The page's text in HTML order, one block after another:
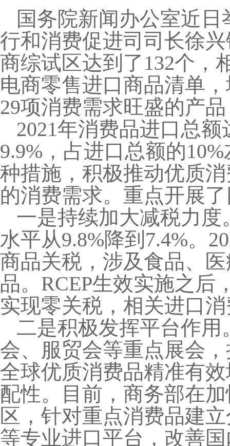
国务院新闻办公室近
行和消费促进司司长徐
商综试区达到了132个，
电商零售进口商品清单
29项消费需求旺盛的产
2021年消费品进口总
9.9%，占进口总额的
种措施，积极推动优质
的消费需求。重点开展
一是持续加大减税力度
水平从9.8%降到7.4%。
商品关税，涉及食品、
品。RCEP生效实施之后
实现零关税，相关进口
二是积极发挥平台作
会、服贸会等重点展会
全球优质消费品精准有
配性。目前，商务部在
区，针对重点消费品建
等专业进口平台，改善